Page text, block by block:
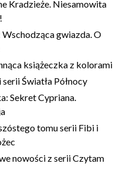
Kradzieże. Niesamowita
gwiazda. O
książeczka z kolorami
Światła Północy
Sekret Cypriana.
tomu serii Fibi i
nowości z serii Czytam